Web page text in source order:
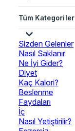
Tüm Kategoriler
Sizden Gelenler
Nasıl Saklanır
Ne İyi Gider?
Diyet
Kaç Kalori?
Beslenme
Faydaları
İç
Nasıl Yetiştirilir?